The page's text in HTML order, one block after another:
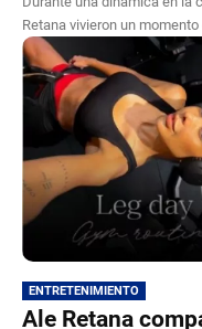
Retana vivieron un
ENTRETENIMIENTO
Ale Retana